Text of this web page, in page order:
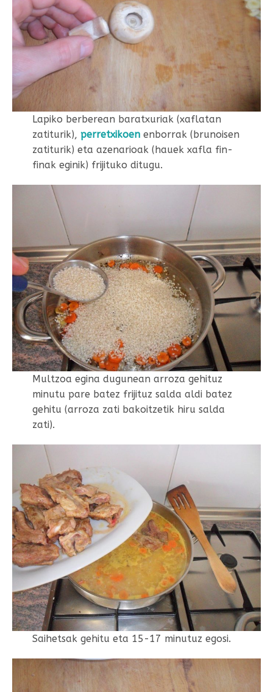
Lapiko berberean baratxuriak (xaflatan
zatiturik), perretxikoenenborrak (brunoisen
zatiturik) eta azenarioak (hauek xafla fin-
finak eginik) frijituko ditugu.
Multzoa egina dugunean arroza gehituz
minutu pare batez frijituz salda aldi batez
gehitu (arroza zati bakoitzetik hiru salda
zati).
Saihetsak gehitu eta 15-17 minutuz egosi.